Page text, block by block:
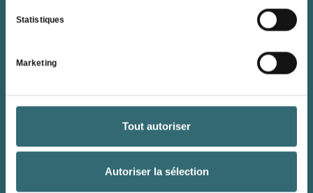
Statistiques
Marketing
Tout autoriser
Autoriser la sélection
?
11 à 25
26 à 50
51 à 100